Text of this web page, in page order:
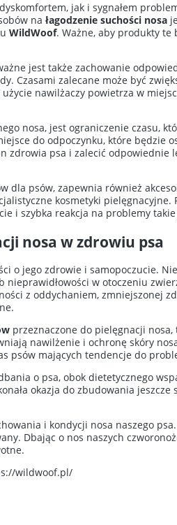
jak i sygnałem
na łagodzenie suchości nosa
WildWoof. Ważne, aby produkty te
jest także zachowanie
Czasami zalecane może być
nawilżaczy powietrza w
nosa, jest ograniczenie czasu,
do odpoczynku, które będzie
zdrowia psa i zalecić odpowiednie
dla psów, zapewnia również
kosmetyki
i szybka reakcja na problemy
nosa w zdrowiu psa
o jego zdrowie i samopoczucie.
w otoczeniu
z oddychaniem, zmniejszonej
przeznaczone do pielęgnacji
nawilżenie i ochronę skóry
psów mających tendencje do
o psa, obok dietetycznego
okazja do zbudowania
i kondycji nosa naszego
Dbając o nos naszych
wildwoof.pl/